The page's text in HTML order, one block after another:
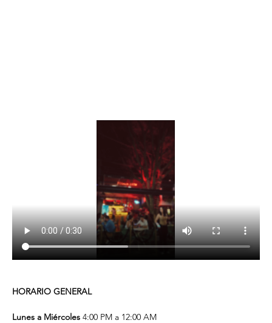
HORARIO GENERAL
Lunes a Miércoles 4:00 PM a 12:00 AM